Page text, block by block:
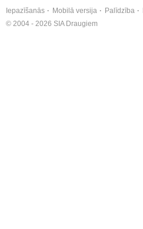
Iepazīšanās Mobilā versija Palīdzība
© 2004 - 2026 SIA Draugiem